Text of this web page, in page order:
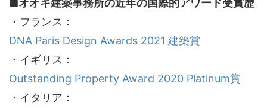
■オオキ建築事務所の近年の国際的アワード受賞歴
・フランス：
DNA Paris Design Awards 2021 建築賞
・イギリス：
Outstanding Property Award 2020 Platinum賞
・イタリア：